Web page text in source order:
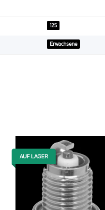
125
Erwachsene
AUF LAGER